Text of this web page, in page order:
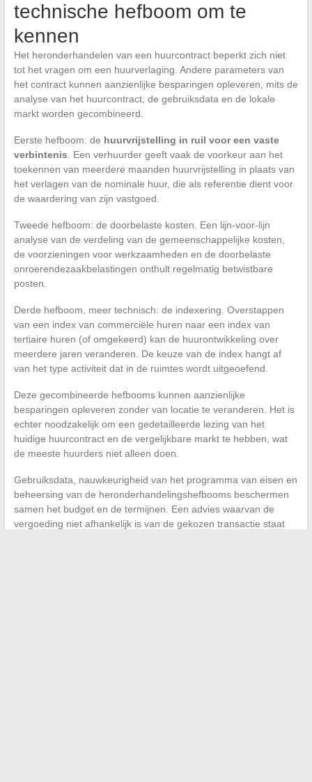
technische hefboom om te
kennen
Het heronderhandelen van een huurcontract beperkt zich niet
tot het vragen om een huurverlaging. Andere parameters van
het contract kunnen aanzienlijke besparingen opleveren, mits de
analyse van het huurcontract, de gebruiksdata en de lokale
markt worden gecombineerd.
Eerste hefboom: de huurvrijstelling in ruil voor een vaste
verbintenis. Een verhuurder geeft vaak de voorkeur aan het
toekennen van meerdere maanden huurvrijstelling in plaats van
het verlagen van de nominale huur, die als referentie dient voor
de waardering van zijn vastgoed.
Tweede hefboom: de doorbelaste kosten. Een lijn-voor-lijn
analyse van de verdeling van de gemeenschappelijke kosten,
de voorzieningen voor werkzaamheden en de doorbelaste
onroerendezaakbelastingen onthult regelmatig betwistbare
posten.
Derde hefboom, meer technisch: de indexering. Overstappen
van een index van commerciële huren naar een index van
tertiaire huren (of omgekeerd) kan de huurontwikkeling over
meerdere jaren veranderen. De keuze van de index hangt af
van het type activiteit dat in de ruimtes wordt uitgeoefend.
Deze gecombineerde hefbooms kunnen aanzienlijke
besparingen opleveren zonder van locatie te veranderen. Het is
echter noodzakelijk om een gedetailleerde lezing van het
huidige huurcontract en de vergelijkbare markt te hebben, wat
de meeste huurders niet alleen doen.
Gebruiksdata, nauwkeurigheid van het programma van eisen en
beheersing van de heronderhandelingshefbooms beschermen
samen het budget en de termijnen. Een advies waarvan de
vergoeding niet afhankelijk is van de gekozen transactie staat